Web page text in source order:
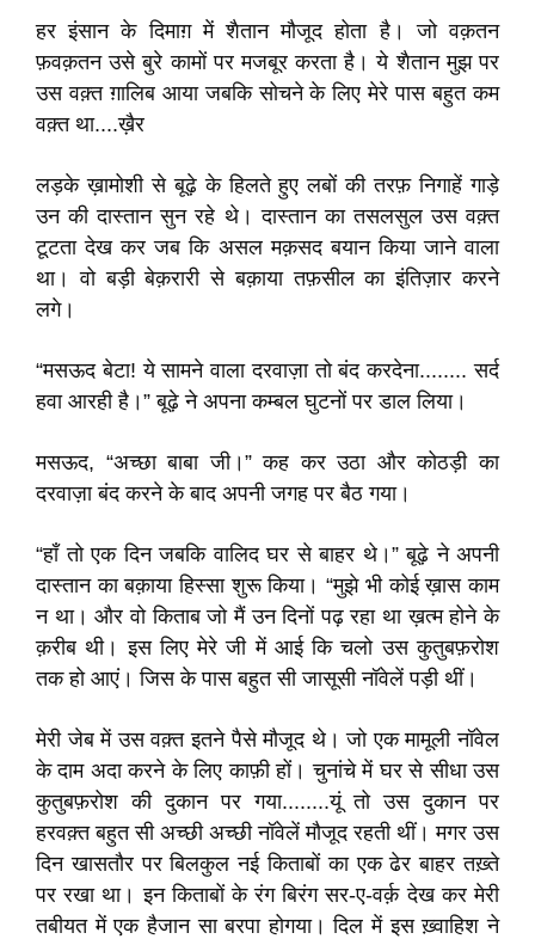
हर इंसान के दिमाग़ में शैतान मौजूद होता है। जो वक़तन
फ़वक़तन उसे बुरे कामों पर मजबूर करता है। ये शैतान मुझ पर
उस वक़्त ग़ालिब आया जबकि सोचने के लिए मेरे पास बहुत कम
वक़्त था....ख़ैर
लड़के ख़ामोशी से बूढ़े के हिलते हुए लबों की तरफ़ निगाहें गाड़े
उन की दास्तान सुन रहे थे। दास्तान का तसलसुल उस वक़्त
टूटता देख कर जब कि असल मक़सद बयान किया जाने वाला
था। वो बड़ी बेक़रारी से बक़ाया तफ़सील का इंतिज़ार करने
लगे।
“मसऊद बेटा! ये सामने वाला दरवाज़ा तो बंद करदेना........ सर्द
हवा आरही है।” बूढ़े ने अपना कम्बल घुटनों पर डाल लिया।
मसऊद, “अच्छा बाबा जी।” कह कर उठा और कोठड़ी का
दरवाज़ा बंद करने के बाद अपनी जगह पर बैठ गया।
“हाँ तो एक दिन जबकि वालिद घर से बाहर थे।” बूढ़े ने अपनी
दास्तान का बक़ाया हिस्सा शुरू किया। “मुझे भी कोई ख़ास काम
न था। और वो किताब जो मैं उन दिनों पढ़ रहा था ख़त्म होने के
क़रीब थी। इस लिए मेरे जी में आई कि चलो उस कुतुबफ़रोश
तक हो आएं। जिस के पास बहुत सी जासूसी नॉवेलें पड़ी थीं।
मेरी जेब में उस वक़्त इतने पैसे मौजूद थे। जो एक मामूली नॉवेल
के दाम अदा करने के लिए काफ़ी हों। चुनांचे में घर से सीधा उस
कुतुबफ़रोश की दुकान पर गया........यूं तो उस दुकान पर
हरवक़्त बहुत सी अच्छी अच्छी नॉवेलें मौजूद रहती थीं। मगर उस
दिन खासतौर पर बिलकुल नई किताबों का एक ढेर बाहर तख़्ते
पर रखा था। इन किताबों के रंग बिरंग सर-ए-वर्क़ देख कर मेरी
तबीयत में एक हैजान सा बरपा होगया। दिल में इस ख़्वाहिश ने